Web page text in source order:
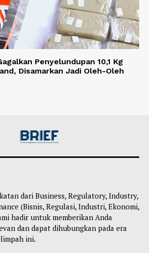
Penyelundupan 10,1 Kg
Disamarkan Jadi Oleh-Oleh
dari Business, Regulatory, Industry,
(Bisnis, Regulasi, Industri, Ekonomi,
hadir untuk memberikan Anda
dan dapat dihubungkan pada era
ini.